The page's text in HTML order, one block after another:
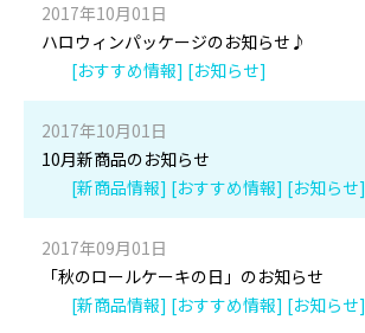
2017年10月01日
ハロウィンパッケージのお知らせ♪
[おすすめ情報] [お知らせ]
2017年10月01日
10月新商品のお知らせ
[新商品情報] [おすすめ情報] [お知らせ]
2017年09月01日
「秋のロールケーキの日」のお知らせ
[新商品情報] [おすすめ情報] [お知らせ]